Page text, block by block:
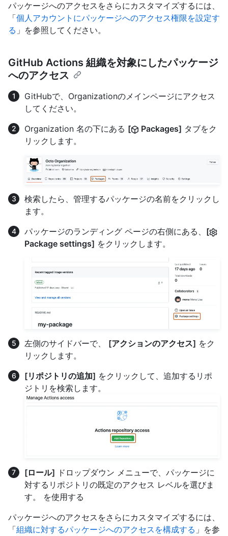
パッケージへのアクセスをさらにカスタマイズするには、
「個人アカウントにパッケージへのアクセス権限を設定す
る 」を参照してください。
GitHub Actions 組織を対象にしたパッケージ
へのアクセス
GitHubで、Organizationのメインページにアクセス
してください。
Organization 名の下にある [ Packages] タブをク
リックします。
検索したら、管理するパッケージの名前をクリックし
ます。
パッケージのランディング ページの右側にある、 [
Package settings] をクリックします。
左側のサイドバーで、 [アクションのアクセス] をク
リックします。
[リポジトリの追加] をクリックして、追加するリポ
ジトリを検索します。
[ロール] ドロップダウン メニューで、パッケージに
対するリポジトリの既定のアクセス レベルを選びま
す。 を使用する
パッケージへのアクセスをさらにカスタマイズするには、
「組織に対するパッケージへのアクセスを構成する 」を参